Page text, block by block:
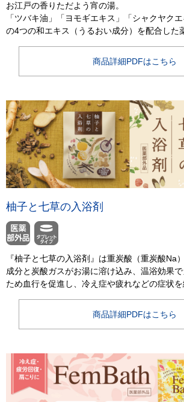
お江戸の香りただよう宵の湯。
「ツバキ油」「ヨモギエキス」「シャクヤク
の4つの和エキス（うるおい成分）を配合した
商品詳細PDFはこちら
柚子と七草の入浴剤
『柚子と七草の入浴剤』は重炭酸（重炭酸Na
成分と炭酸ガスがお湯に溶け込み、温浴効果
ため血行を促進し、冷え症や疲れなどの症状を
商品詳細PDFはこちら